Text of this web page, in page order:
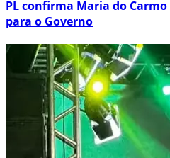
PL confirma Maria do
para o Governo